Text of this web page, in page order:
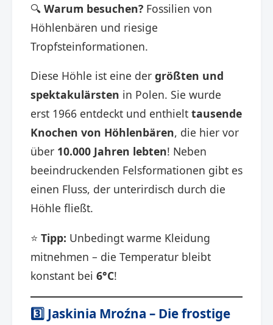
🔍 Warum besuchen? Fossilien von
Höhlenbären und riesige
Tropfsteinformationen.
Diese Höhle ist eine der größten und
spektakulärsten in Polen. Sie wurde
erst 1966 entdeckt und enthielt tausende
Knochen von Höhlenbären, die hier vor
über 10.000 Jahren lebten! Neben
beeindruckenden Felsformationen gibt es
einen Fluss, der unterirdisch durch die
Höhle fließt.
⭐ Tipp: Unbedingt warme Kleidung
mitnehmen – die Temperatur bleibt
konstant bei 6°C!
3️⃣ Jaskinia Mroźna – Die frostige